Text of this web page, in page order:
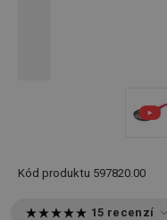
Kód produktu 597820.00
15 recenzí